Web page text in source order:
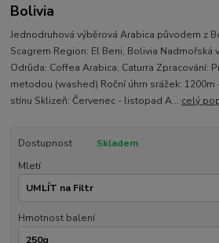
Bolivia
Jednodruhová výběrová Arabica
Scagrem Region: El Beni, Bolivia Nadmořská
Odrůda: Coffea Arabica, Caturra Zpracování:
metodou (washed) Roční úhrn srážek: 1200m
stínu Sklizeň: Červenec - listopad A... celý
Dostupnost
Skladem
Mletí
Hmotnost balení